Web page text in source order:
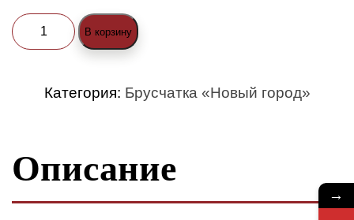
Количество
товара
(h60мм)
В корзину
Категория: Брусчатка «Новый город»
Описание
→